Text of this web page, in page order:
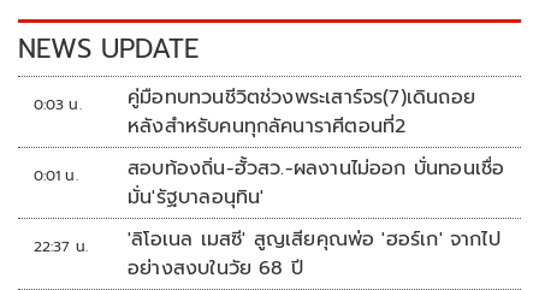
k k
NEWS UPDATE
0:03 น.
คู่มือทบทวนชีวิตช่วงพระเสาร์จร(7)เดินถอย
หลังสำหรับคนทุกลัคนาราศีตอนที่2
0:01 น.
สอบท้องถิ่น-ฮั้วสว.-ผลงานไม่ออก บั่นทอนเชื่อ
มั่น'รัฐบาลอนุทิน'
22:37 น.
'ลิโอเนล เมสซี' สูญเสียคุณพ่อ 'ฮอร์เก' จากไป
อย่างสงบในวัย 68 ปี